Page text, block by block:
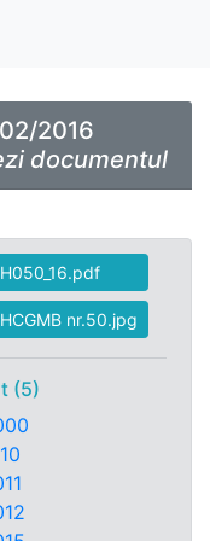
2016
documentul
nr.50.jpg
(5)